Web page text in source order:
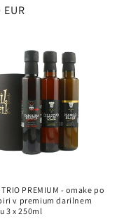
TRIO PREMIUM - omake po
v premium darilnem
3 x 250ml